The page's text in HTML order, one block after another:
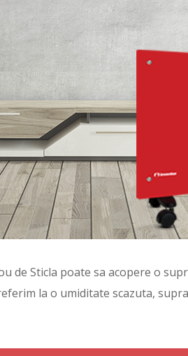
de Sticla poate sa acopere o
la o umiditate scazuta,